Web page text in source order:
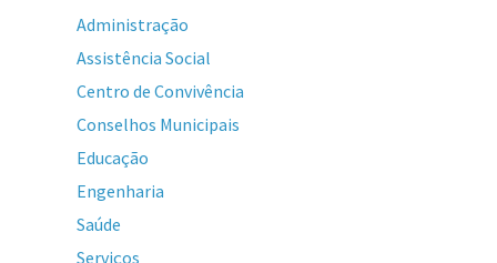
Administração
Assistência Social
Centro de Convivência
Conselhos Municipais
Educação
Engenharia
Saúde
Serviços